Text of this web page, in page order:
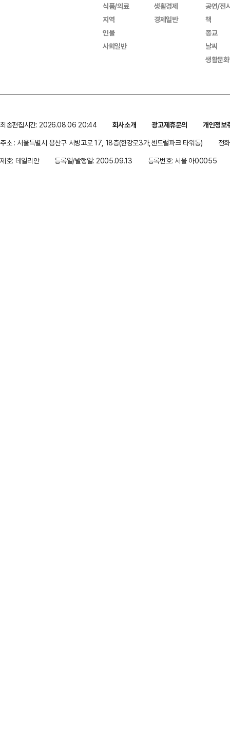
식품/의료
지역
인물
사회일반
생활경제
경제일반
공연/전
책
종교
날씨
생활문
최종편집시간: 2026.08.06 20:44 회사소개 광고제휴문의
개인정보
주소 : 서울특별시 용산구 서빙고로 17, 18층(한강로3가,센트럴파크 타워동)
전
제호: 데일리안
등록일/발행일: 2005.09.13 등록번호: 서울 아00055